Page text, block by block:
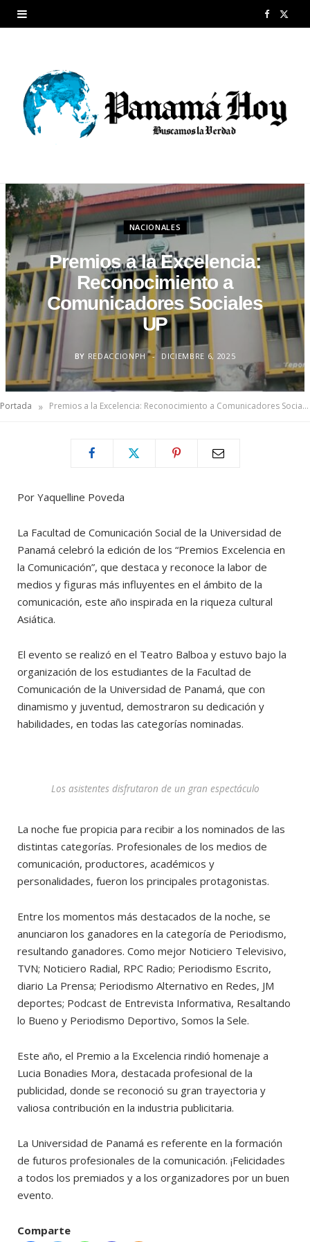
F
b
k e
)
NACIONALES
Premios a la Excelencia:
Reconocimiento a
Comunicadores Sociales
UP
BY REDACCIONPH DICIEMBRE 6, 2025
Portada » Premios a la Excelencia: Reconocimiento a Comunicadores Sociales UP
Por Yaquelline Poveda
La Facultad de Comunicación Social de la Universidad de
Panamá celebró la edición de los “Premios Excelencia en
la Comunicación”, que destaca y reconoce la labor de
medios y figuras más influyentes en el ámbito de la
comunicación, este año inspirada en la riqueza cultural
Asiática.
El evento se realizó en el Teatro Balboa y estuvo bajo la
organización de los estudiantes de la Facultad de
Comunicación de la Universidad de Panamá, que con
dinamismo y juventud, demostraron su dedicación y
habilidades, en todas las categorías nominadas.
Los asistentes disfrutaron de un gran espectáculo
La noche fue propicia para recibir a los nominados de las
distintas categorías. Profesionales de los medios de
comunicación, productores, académicos y
personalidades, fueron los principales protagonistas.
Entre los momentos más destacados de la noche, se
anunciaron los ganadores en la categoría de Periodismo,
resultando ganadores. Como mejor Noticiero Televisivo,
TVN; Noticiero Radial, RPC Radio; Periodismo Escrito,
diario La Prensa; Periodismo Alternativo en Redes, JM
deportes; Podcast de Entrevista Informativa, Resaltando
lo Bueno y Periodismo Deportivo, Somos la Sele.
Este año, el Premio a la Excelencia rindió homenaje a
Lucia Bonadies Mora, destacada profesional de la
publicidad, donde se reconoció su gran trayectoria y
valiosa contribución en la industria publicitaria.
La Universidad de Panamá es referente en la formación
de futuros profesionales de la comunicación. ¡Felicidades
a todos los premiados y a los organizadores por un buen
evento.
Comparte